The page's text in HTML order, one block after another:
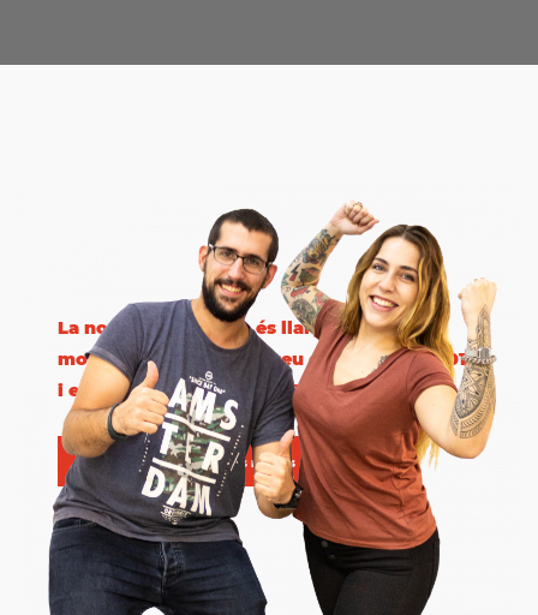
La nostra trajectòria és llarga i hem rebut
molts premis, com la Creu de Sant Jordi 2012
i el premi Ciutat de Sant Boi 2016
Consulta tots els premis rebuts